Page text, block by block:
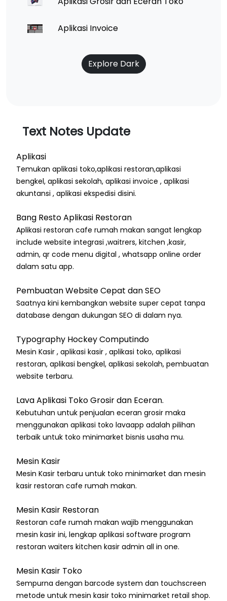
Aplikasi Invoice
Explore Dark
Text Notes Update
Aplikasi
Temukan aplikasi toko,aplikasi restoran,aplikasi
bengkel, aplikasi sekolah, aplikasi invoice , aplikasi
akuntansi , aplikasi ekspedisi disini.
Bang Resto Aplikasi Restoran
Aplikasi restoran cafe rumah makan sangat lengkap
include website integrasi ,waitrers, kitchen ,kasir,
admin, qr code menu digital , whatsapp online order
dalam satu app.
Pembuatan Website Cepat dan SEO
Saatnya kini kembangkan website super cepat tanpa
database dengan dukungan SEO di dalam nya.
Typography Hockey Computindo
Mesin Kasir , aplikasi kasir , aplikasi toko, aplikasi
restoran, aplikasi bengkel, aplikasi sekolah, pembuatan
website terbaru.
Lava Aplikasi Toko Grosir dan Eceran.
Kebutuhan untuk penjualan eceran grosir maka
menggunakan aplikasi toko lavaapp adalah pilihan
terbaik untuk toko minimarket bisnis usaha mu.
Mesin Kasir
Mesin Kasir terbaru untuk toko minimarket dan mesin
kasir restoran cafe rumah makan.
Mesin Kasir Restoran
Restoran cafe rumah makan wajib menggunakan
mesin kasir ini, lengkap aplikasi software program
restoran waiters kitchen kasir admin all in one.
Mesin Kasir Toko
Sempurna dengan barcode system dan touchscreen
metode untuk mesin kasir toko minimarket retail shop.